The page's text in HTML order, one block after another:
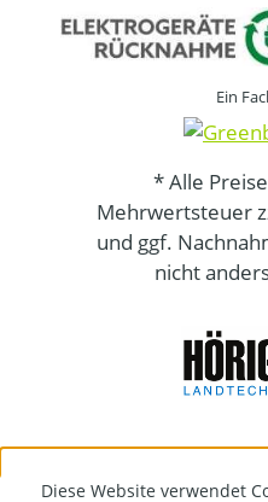
Ein
* Alle
Mehrwertsteuer
und ggf.
nicht
Diese Website verwendet